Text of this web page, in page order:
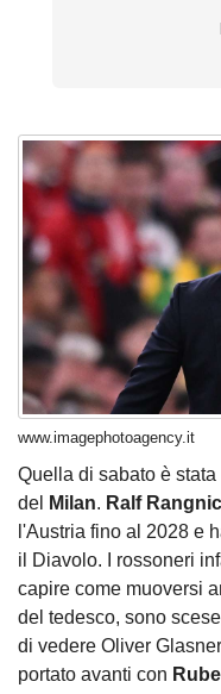
www.imagephotoagency.it
Quella di sabato è
del
Milan. Ralf
l'Austria fino al 2028 e
il Diavolo. I rossoneri
capire come muoversi
del tedesco, sono
di vedere Oliver
portato avanti con